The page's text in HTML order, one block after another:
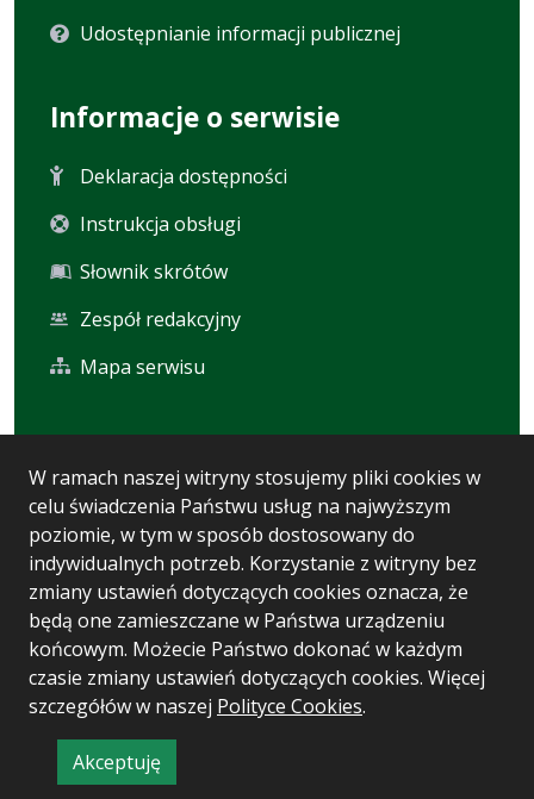
W ramach naszej witryny stosujemy pliki cookies w
celu świadczenia Państwu usług na najwyższym
poziomie, w tym w sposób dostosowany do
indywidualnych potrzeb. Korzystanie z witryny bez
zmiany ustawień dotyczących cookies oznacza, że
będą one zamieszczane w Państwa urządzeniu
końcowym. Możecie Państwo dokonać w każdym
czasie zmiany ustawień dotyczących cookies. Więcej
szczegółów w naszej Polityce Cookies.
Akceptuję
informację
Udostępnianie informacji publicznej
Informacje o serwisie
Deklaracja dostępności
Instrukcja obsługi
Słownik skrótów
Zespół redakcyjny
Mapa serwisu
Statystyki oglądalności
Ostatnio dodane
Polityka prywatności
Wersja systemu: 5.7.0 [93]
Ostatnia aktualizacja BIP: 04.08.2026 10:33
CMS i hosting: Logonet Sp. z o.o. w Bydgoszczy